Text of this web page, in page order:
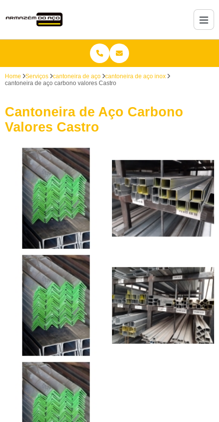
Home Serviços cantoneira de aço
cantoneira de aço inox
cantoneira de aço carbono valores Castro
Cantoneira de Aço Carbono
Valores Castro